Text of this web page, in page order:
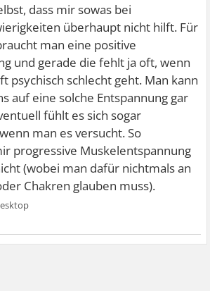
dass mir sowas bei
überhaupt nicht hilft. Für
man eine positive
und gerade die fehlt ja oft, wenn
psychisch schlecht geht. Man kann
auf eine solche Entspannung gar
fühlt es sich sogar
man es versucht. So
progressive Muskelentspannung
(wobei man dafür nichtmals an
Chakren glauben muss).